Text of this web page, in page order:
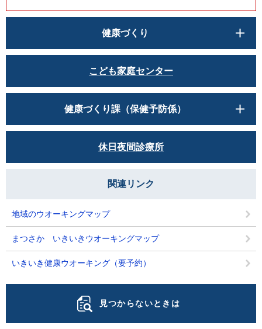
健康づくり
こども家庭センター
健康づくり課（保健予防係）
休日夜間診療所
関連リンク
地域のウオーキングマップ
まつさか いきいきウオーキングマップ
いきいき健康ウオーキング（要予約）
見つからないときは